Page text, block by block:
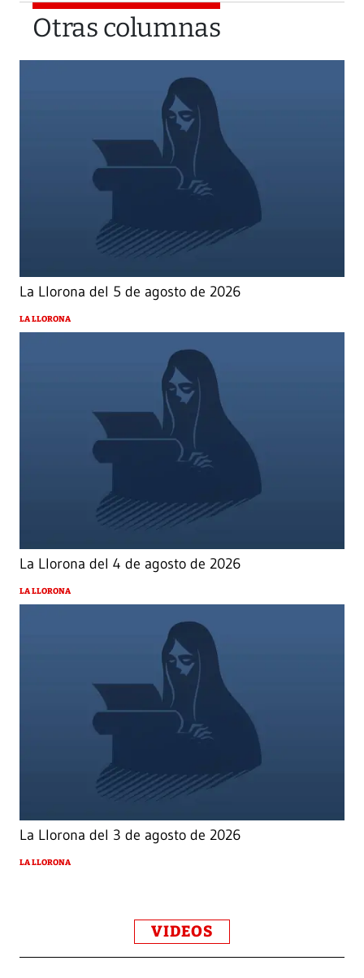
Otras columnas
La Llorona del 5 de agosto de 2026
LA LLORONA
La Llorona del 4 de agosto de 2026
LA LLORONA
La Llorona del 3 de agosto de 2026
LA LLORONA
VIDEOS